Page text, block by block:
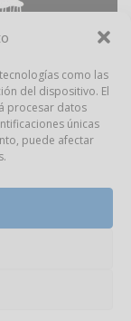
como las
del dispositivo. El
procesar datos
únicas
puede afectar
Política